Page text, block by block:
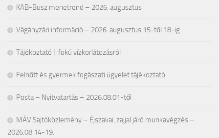
KAB-Busz menetrend – 2026. augusztus
Vágányzári információ – 2026. augusztus 15-től 18-ig
Tájékoztató I. fokú vízkorlátozásról
Felnőtt és gyermek fogászati ügyelet tájékoztató
Posta – Nyitvatartás – 2026.08.01-től
MÁV Sajtóközlemény – Éjszakai, zajjal járó munkavégzés –
2026.08.14-19.